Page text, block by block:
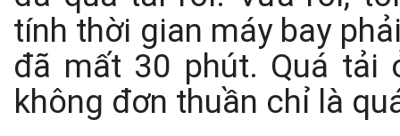
tính thời gian máy bay
đã mất 30 phút. Quá
không đơn thuần chỉ là